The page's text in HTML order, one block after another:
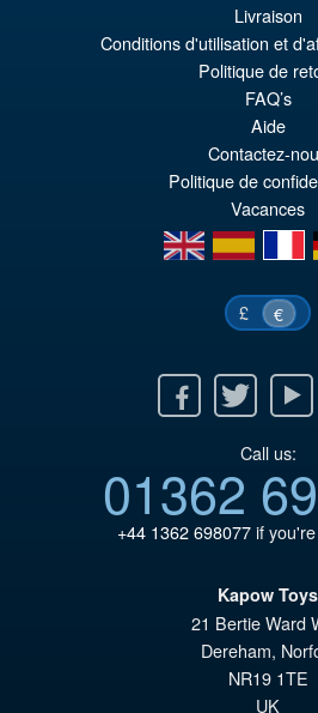
Livraison
Conditions d'utilisation et
Politique de
FAQ’s
Aide
Contactez-
Politique de
Vacances
en
es fr de
£ €
Twitter Youtube Ebay
Call us:
01362
+44 1362 698077if you're
Kapow Toys
21 Bertie Ward
Dereham,
NR19 1TE
UK